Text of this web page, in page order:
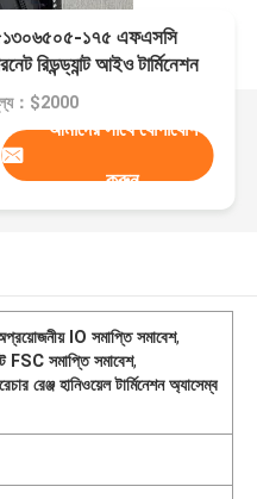
১৭৫ এফএসসি
রিডন্ড্যান্ট আইও টার্মিনেশন
：$2000
আমাদের সাথে যোগাযোগ
করুন
IO সমাপ্তি সমাবেশ,
FSC সমাপ্তি সমাবেশ,
রেঞ্জ হানিওয়েল টার্মিনেশন অ্যাসেম্ব